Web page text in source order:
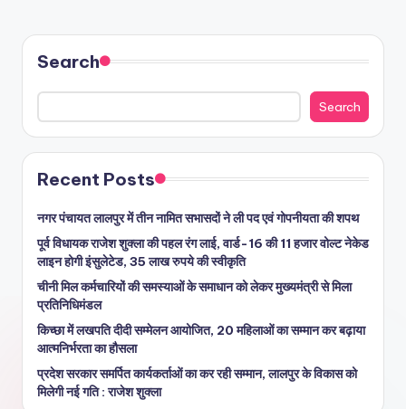
Search
Search
Recent Posts
नगर पंचायत लालपुर में तीन नामित सभासदों ने ली पद एवं गोपनीयता की शपथ
पूर्व विधायक राजेश शुक्ला की पहल रंग लाई, वार्ड-16 की 11 हजार वोल्ट नेकेड
लाइन होगी इंसुलेटेड, 35 लाख रुपये की स्वीकृति
चीनी मिल कर्मचारियों की समस्याओं के समाधान को लेकर मुख्यमंत्री से मिला
प्रतिनिधिमंडल
किच्छा में लखपति दीदी सम्मेलन आयोजित, 20 महिलाओं का सम्मान कर बढ़ाया
आत्मनिर्भरता का हौसला
प्रदेश सरकार समर्पित कार्यकर्ताओं का कर रही सम्मान, लालपुर के विकास को
मिलेगी नई गति : राजेश शुक्ला